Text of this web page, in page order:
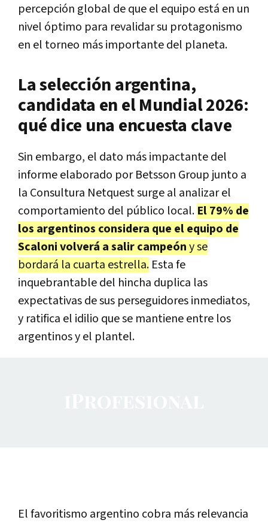
percepción global de que el equipo está en un
nivel óptimo para revalidar su protagonismo
en el torneo más importante del planeta.
La selección argentina,
candidata en el Mundial 2026:
qué dice una encuesta clave
Sin embargo, el dato más impactante del
informe elaborado por Betsson Group junto a
la Consultura Netquest surge al analizar el
comportamiento del público local. El 79% de
los argentinos considera que el equipo de
Scaloni volverá a salir campeóny se
bordará la cuarta estrella. Esta fe
inquebrantable del hincha duplica las
expectativas de sus perseguidores inmediatos,
y ratifica el idilio que se mantiene entre los
argentinos y el plantel.
El favoritismo argentino cobra más relevancia